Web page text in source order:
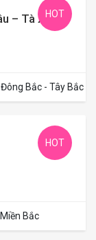
HOT
– Tà Xùa
Bắc - Tây Bắc
HOT
Miền Bắc